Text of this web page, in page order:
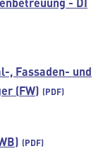
, Fassaden- und
(FW)